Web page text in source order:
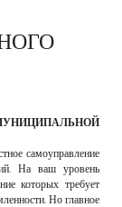
самоуправление
На ваш уровень
которых требует
Но главное